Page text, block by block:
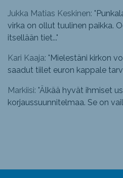
Jukka Matias Keskinen: "
virka on ollut tuulinen paikka.
itsellään tiet..."
Kari Kaaja: "Mielestäni kirkon
saadut tiilet euron kappale
Markiisi: "Älkää hyvät ihmiset
korjaussuunnitelmaa. Se on